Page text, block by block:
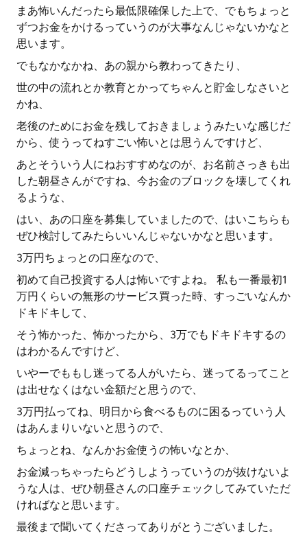
まあ怖いんだったら最低限確保した上で、でもちょっと
ずつお金をかけるっていうのが大事なんじゃないかなと
思います。
でもなかなかね、あの親から教わってきたり、
世の中の流れとか教育とかってちゃんと貯金しなさいと
かね、
老後のためにお金を残しておきましょうみたいな感じだ
から、使うってねすごい怖いとは思うんですけど、
あとそういう人にねおすすめなのが、お名前さっきも出
した朝昼さんがですね、今お金のブロックを壊してくれ
るような、
はい、あの口座を募集していましたので、はいこちらも
ぜひ検討してみたらいいんじゃないかなと思います。
3万円ちょっとの口座なので、
初めて自己投資する人は怖いですよね。 私も一番最初1
万円くらいの無形のサービス買った時、すっごいなんか
ドキドキして、
そう怖かった、怖かったから、3万でもドキドキするの
はわかるんですけど、
いやーでももし迷ってる人がいたら、迷ってるってこと
は出せなくはない金額だと思うので、
3万円払ってね、明日から食べるものに困るっていう人
はあんまりいないと思うので、
ちょっとね、なんかお金使うの怖いなとか、
お金減っちゃったらどうしようっていうのが抜けないよ
うな人は、ぜひ朝昼さんの口座チェックしてみていただ
ければなと思います。
最後まで聞いてくださってありがとうございました。